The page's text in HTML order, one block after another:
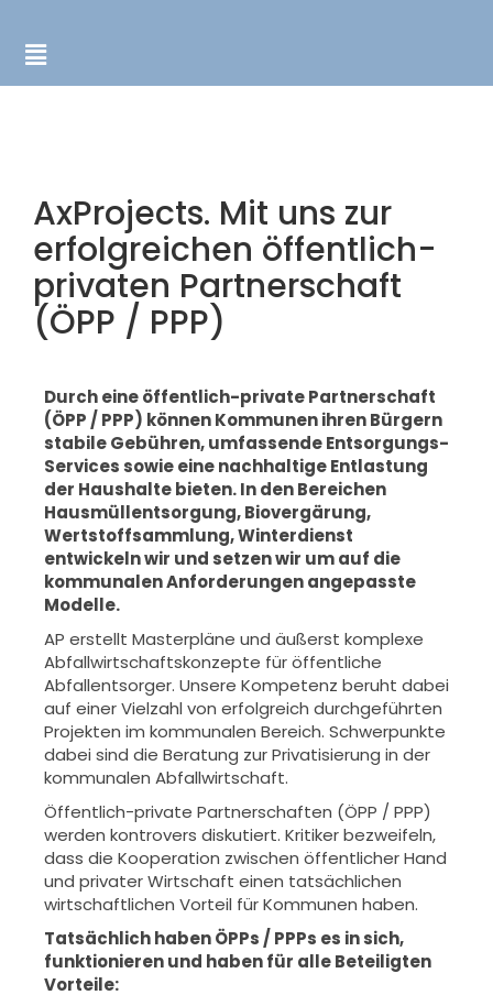
AxProjects. Mit uns zur
erfolgreichen öffentlich-
privaten Partnerschaft
(ÖPP / PPP)
Durch eine öffentlich-private Partnerschaft
(ÖPP / PPP) können Kommunen ihren Bürgern
stabile Gebühren, umfassende Entsorgungs-
Services sowie eine nachhaltige Entlastung
der Haushalte bieten. In den Bereichen
Hausmüllentsorgung, Biovergärung,
Wertstoffsammlung, Winterdienst
entwickeln wir und setzen wir um auf die
kommunalen Anforderungen angepasste
Modelle.
AP erstellt Masterpläne und äußerst komplexe
Abfallwirtschaftskonzepte für öffentliche
Abfallentsorger. Unsere Kompetenz beruht dabei
auf einer Vielzahl von erfolgreich durchgeführten
Projekten im kommunalen Bereich. Schwerpunkte
dabei sind die Beratung zur Privatisierung in der
kommunalen Abfallwirtschaft.
Öffentlich-private Partnerschaften (ÖPP / PPP)
werden kontrovers diskutiert. Kritiker bezweifeln,
dass die Kooperation zwischen öffentlicher Hand
und privater Wirtschaft einen tatsächlichen
wirtschaftlichen Vorteil für Kommunen haben.
Tatsächlich haben ÖPPs / PPPs es in sich,
funktionieren und haben für alle Beteiligten
Vorteile: